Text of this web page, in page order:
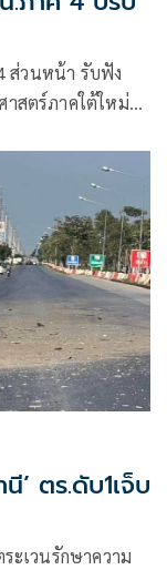
ส่วนหน้า รับฟัง
สตร์ภาคใต้ใหม่
’ ตร.ดับ1เจ็บ
ะเวนรักษาความ